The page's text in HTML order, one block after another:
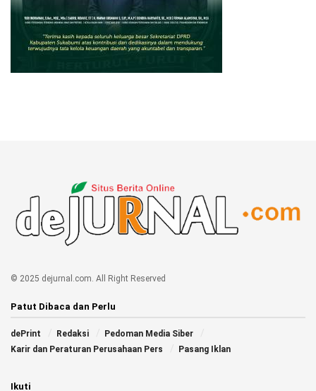
© 2025 dejurnal.com. All Right Reserved
Patut Dibaca dan Perlu
dePrint Redaksi
Pedoman Media Siber
Karir dan Peraturan Perusahaan Pers
Pasang Iklan
Ikuti